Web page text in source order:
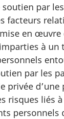
par
facteurs
en
à un
par les
privée d’une
risques liés
personnels